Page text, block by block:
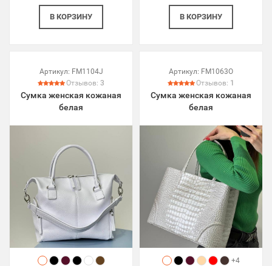
В КОРЗИНУ В КОРЗИНУ
Артикул: FM1104J
Отзывов: 3
Сумка женская кожаная
белая
Артикул: FM1063O
Отзывов: 1
Сумка женская кожаная
белая
+4